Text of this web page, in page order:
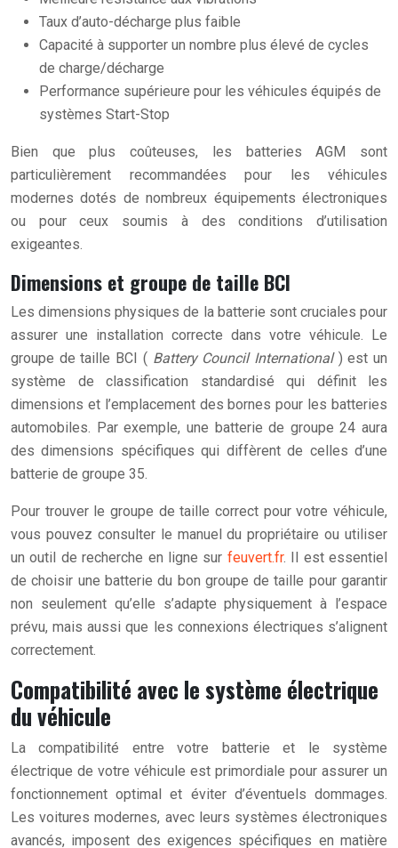
Taux d’auto-décharge plus faible
Capacité à supporter un nombre plus élevé de cycles
de charge/décharge
Performance supérieure pour les véhicules équipés de
systèmes Start-Stop
Bien que plus coûteuses, les batteries AGM sont
particulièrement recommandées pour les véhicules
modernes dotés de nombreux équipements électroniques
ou pour ceux soumis à des conditions d’utilisation
exigeantes.
Dimensions et groupe de taille BCI
Les dimensions physiques de la batterie sont cruciales pour
assurer une installation correcte dans votre véhicule. Le
groupe de taille BCI ( Battery Council International ) est un
système de classification standardisé qui définit les
dimensions et l’emplacement des bornes pour les batteries
automobiles. Par exemple, une batterie de groupe 24 aura
des dimensions spécifiques qui diffèrent de celles d’une
batterie de groupe 35.
Pour trouver le groupe de taille correct pour votre véhicule,
vous pouvez consulter le manuel du propriétaire ou utiliser
un outil de recherche en ligne sur feuvert.fr. Il est essentiel
de choisir une batterie du bon groupe de taille pour garantir
non seulement qu’elle s’adapte physiquement à l’espace
prévu, mais aussi que les connexions électriques s’alignent
correctement.
Compatibilité avec le système électrique
du véhicule
La compatibilité entre votre batterie et le système
électrique de votre véhicule est primordiale pour assurer un
fonctionnement optimal et éviter d’éventuels dommages.
Les voitures modernes, avec leurs systèmes électroniques
avancés, imposent des exigences spécifiques en matière